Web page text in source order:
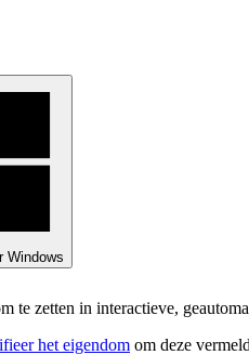
Windows
te zetten in interactieve,
het eigendom om deze